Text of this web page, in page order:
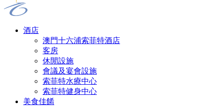
酒店
澳門十六浦索菲特酒店
客房
休閒設施
會議及宴會設施
索菲特水療中心
索菲特健身中心
美食佳餚